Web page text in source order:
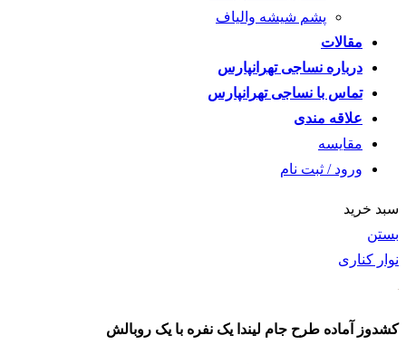
پشم شیشه والیاف
مقالات
درباره نساجی تهرانپارس
تماس با نساجی تهرانپارس
علاقه مندی
مقايسه
ورود / ثبت نام
سبد خرید
بستن
نوار کناری
کشدوز آماده طرح جام لیندا یک نفره با یک روبالش